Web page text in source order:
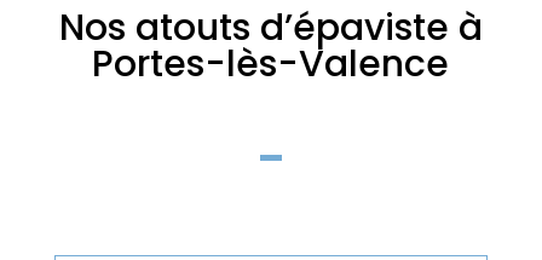
Nos atouts d’épaviste à
Portes-lès-Valence